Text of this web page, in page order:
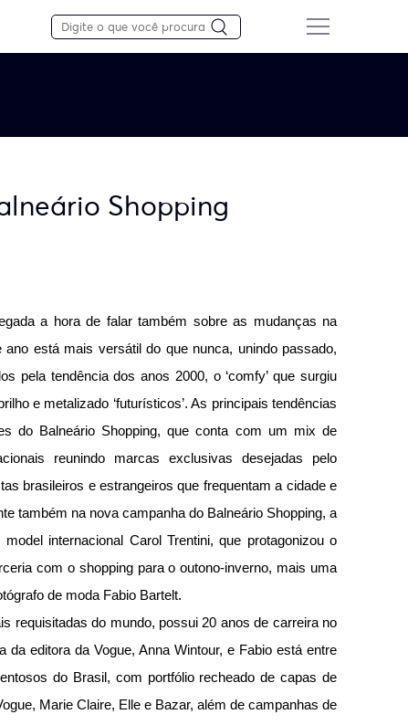
Shopping
a hora de falar também sobre as mudanças na
ano está mais versátil do que nunca, unindo passado,
pela tendência dos anos 2000, o ‘comfy’ que surgiu
e metalizado ‘futurísticos’. As principais tendências
do Balneário Shopping, que conta com um mix de
reunindo marcas exclusivas desejadas pelo
brasileiros e estrangeiros que frequentam a cidade e
também na nova campanha do Balneário Shopping, a
internacional Carol Trentini, que protagonizou o
com o shopping para o outono-inverno, mais uma
de moda Fabio Bartelt.
requisitadas do mundo, possui 20 anos de carreira no
da editora da Vogue, Anna Wintour, e Fabio está entre
do Brasil, com portfólio recheado de capas de
Marie Claire, Elle e Bazar, além de campanhas de